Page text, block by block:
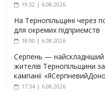
19:32 | 6.08.2026
На Тернопільщині через
для окремих підприємств
18:00 | 6.08.2026
Серпень —
жителів Тернопільщини
кампанії
17:34 | 6.08.2026